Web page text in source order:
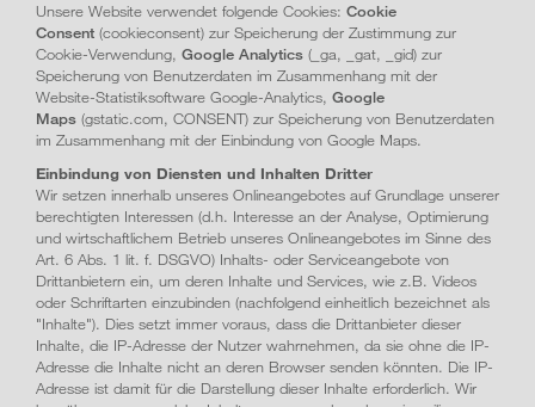
Unsere Website verwendet folgende Cookies: Cookie
Consent (cookieconsent) zur Speicherung der Zustimmung zur
Cookie-Verwendung, Google Analytics (_ga, _gat, _gid) zur
Speicherung von Benutzerdaten im Zusammenhang mit der
Website-Statistiksoftware Google-Analytics, Google
Maps (gstatic.com, CONSENT) zur Speicherung von Benutzerdaten
im Zusammenhang mit der Einbindung von Google Maps.
Einbindung von Diensten und Inhalten Dritter
Wir setzen innerhalb unseres Onlineangebotes auf Grundlage unserer
berechtigten Interessen (d.h. Interesse an der Analyse, Optimierung
und wirtschaftlichem Betrieb unseres Online­angebotes im Sinne des
Art. 6 Abs. 1 lit. f. DSGVO) Inhalts- oder Serviceangebote von
Drittanbietern ein, um deren Inhalte und Services, wie z.B. Videos
oder Schriftarten einzubinden (nachfolgend einheitlich bezeichnet als
"Inhalte"). Dies setzt immer voraus, dass die Drittanbieter dieser
Inhalte, die IP-Adresse der Nutzer wahrnehmen, da sie ohne die IP-
Adresse die Inhalte nicht an deren Browser senden könnten. Die IP-
Adresse ist damit für die Darstellung dieser Inhalte erforderlich. Wir